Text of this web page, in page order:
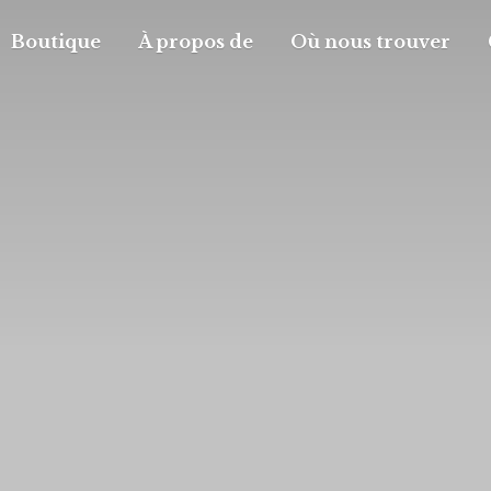
Boutique À propos de Où nous trouver